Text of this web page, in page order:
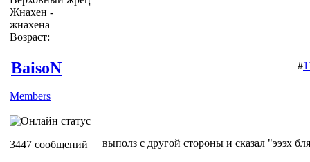
Жнахен -
жнахена
Возраст:
BaisoN
Members
3447 сообщений
#
выполз с другой стороны и сказал "эээх